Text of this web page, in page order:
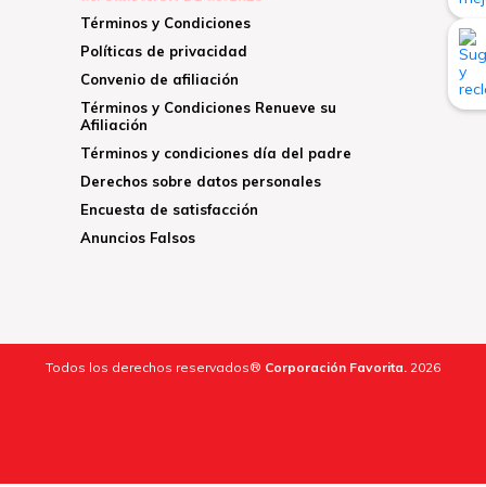
Términos y Condiciones
Políticas de privacidad
Convenio de afiliación
Términos y Condiciones Renueve su
Afiliación
Términos y condiciones día del padre
Derechos sobre datos personales
Encuesta de satisfacción
Anuncios Falsos
Todos los derechos reservados® Corporación Favorita. 2026